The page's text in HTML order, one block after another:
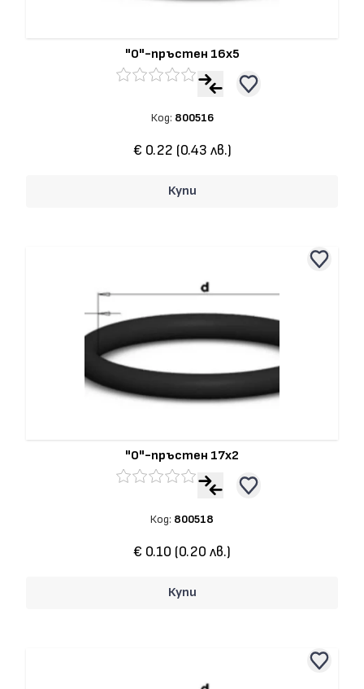
"О"-пръстен 16x5
Код: 800516
€ 0.22 (0.43 лв.)
Купи
"О"-пръстен 17x2
Код: 800518
€ 0.10 (0.20 лв.)
Купи